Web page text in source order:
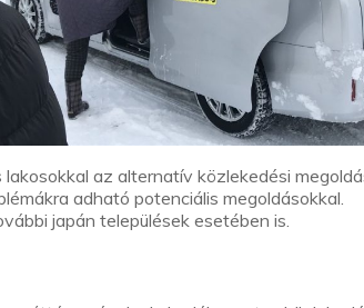
az alternatív közlekedési
adható potenciális megoldásokkal.
japán települések esetében is.